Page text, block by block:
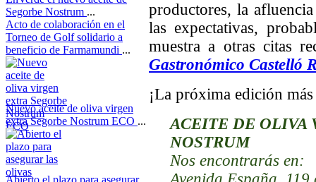
Segorbe Nostrum ...
Acto de colaboración en el
Torneo de Golf solidario a
beneficio de Farmamundi ...
Nuevo aceite de oliva virgen
extra Segorbe Nostrum ECO ...
productores, la
las expectativas,
muestra a otras citas
Gastronómico Castelló
¡La próxima edición
ACEITE DE OLIVA
NOSTRUM
Nos encontrarás en: